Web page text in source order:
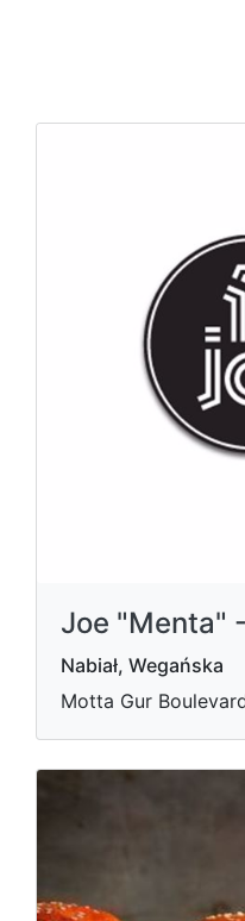
Joe "Menta"
Nabiał, Wegańska
Motta Gur